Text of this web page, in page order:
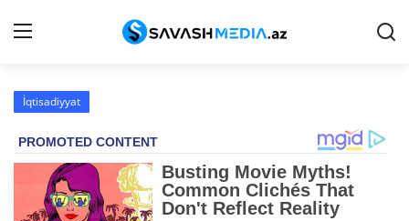
Haqqımızda
Peşə etikası
İqtisadiyyat